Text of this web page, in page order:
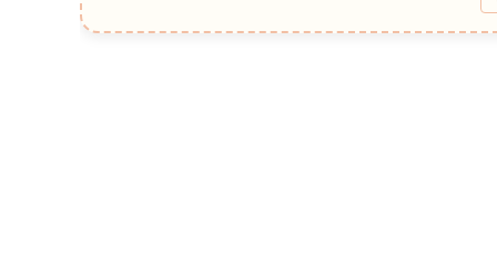
30位 つくれぽ624件 レタスのチョレギ風サラダ♡